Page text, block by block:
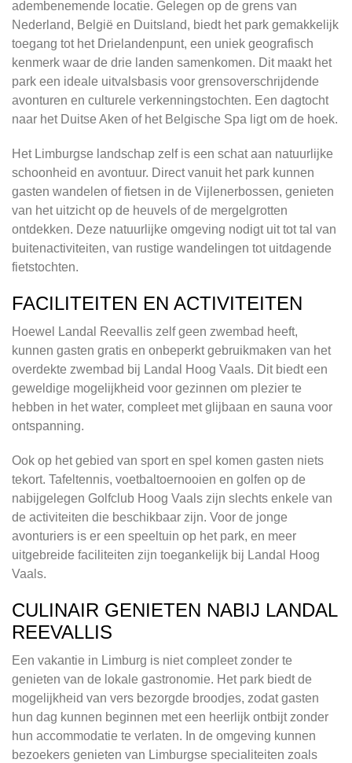
adembenemende locatie. Gelegen op de grens van
Nederland, België en Duitsland, biedt het park gemakkelijk
toegang tot het Drielandenpunt, een uniek geografisch
kenmerk waar de drie landen samenkomen. Dit maakt het
park een ideale uitvalsbasis voor grensoverschrijdende
avonturen en culturele verkenningstochten. Een dagtocht
naar het Duitse Aken of het Belgische Spa ligt om de hoek.
Het Limburgse landschap zelf is een schat aan natuurlijke
schoonheid en avontuur. Direct vanuit het park kunnen
gasten wandelen of fietsen in de Vijlenerbossen, genieten
van het uitzicht op de heuvels of de mergelgrotten
ontdekken. Deze natuurlijke omgeving nodigt uit tot tal van
buitenactiviteiten, van rustige wandelingen tot uitdagende
fietstochten.
FACILITEITEN EN ACTIVITEITEN
Hoewel Landal Reevallis zelf geen zwembad heeft,
kunnen gasten gratis en onbeperkt gebruikmaken van het
overdekte zwembad bij Landal Hoog Vaals. Dit biedt een
geweldige mogelijkheid voor gezinnen om plezier te
hebben in het water, compleet met glijbaan en sauna voor
ontspanning.
Ook op het gebied van sport en spel komen gasten niets
tekort. Tafeltennis, voetbaltoernooien en golfen op de
nabijgelegen Golfclub Hoog Vaals zijn slechts enkele van
de activiteiten die beschikbaar zijn. Voor de jonge
avonturiers is er een speeltuin op het park, en meer
uitgebreide faciliteiten zijn toegankelijk bij Landal Hoog
Vaals.
CULINAIR GENIETEN NABIJ LANDAL
REEVALLIS
Een vakantie in Limburg is niet compleet zonder te
genieten van de lokale gastronomie. Het park biedt de
mogelijkheid van vers bezorgde broodjes, zodat gasten
hun dag kunnen beginnen met een heerlijk ontbijt zonder
hun accommodatie te verlaten. In de omgeving kunnen
bezoekers genieten van Limburgse specialiteiten zoals